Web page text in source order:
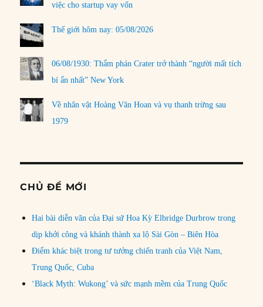
việc cho startup vay vốn
Thế giới hôm nay: 05/08/2026
06/08/1930: Thẩm phán Crater trở thành “người mất tích
bí ẩn nhất” New York
Về nhân vật Hoàng Văn Hoan và vụ thanh trừng sau
1979
CHỦ ĐỀ MỚI
Hai bài diễn văn của Đại sứ Hoa Kỳ Elbridge Durbrow trong
dịp khởi công và khánh thành xa lộ Sài Gòn – Biên Hòa
Điểm khác biệt trong tư tưởng chiến tranh của Việt Nam,
Trung Quốc, Cuba
‘Black Myth: Wukong’ và sức mạnh mềm của Trung Quốc